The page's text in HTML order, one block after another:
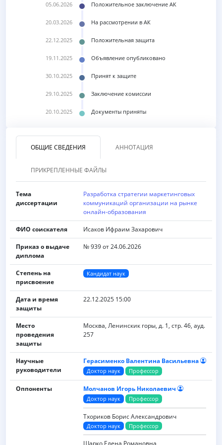
05.06.2026 Положительное заключение АК
20.03.2026 На рассмотрении в АК
22.12.2025 Положительная защита
19.11.2025 Объявление опубликовано
30.10.2025 Принят к защите
29.10.2025 Заключение комиссии
20.10.2025 Документы приняты
ОБЩИЕ СВЕДЕНИЯ АННОТАЦИЯ
ПРИКРЕПЛЕННЫЕ ФАЙЛЫ
Тема
диссертации
Разработка стратегии маркетинговых
коммуникаций организации на рынке
онлайн-образования
ФИО соискателя Исаков Ифраим Захарович
Приказ о выдаче
диплома
№ 939 от 24.06.2026
Степень на
присвоение
Кандидат наук
Дата и время
защиты
22.12.2025 15:00
Место
проведения
защиты
Москва, Ленинскик горы, д. 1, стр. 46, ауд.
257
Научные
руководители
Герасименко Валентина Васильевна
Доктор наук Профессор
Оппоненты Молчанов Игорь Николаевич
Доктор наук Профессор
Тхориков Борис Александрович
Доктор наук Профессор